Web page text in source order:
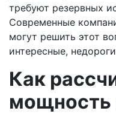
требуют резервных
Современные
могут решить этот
интересные,
Как
мощность